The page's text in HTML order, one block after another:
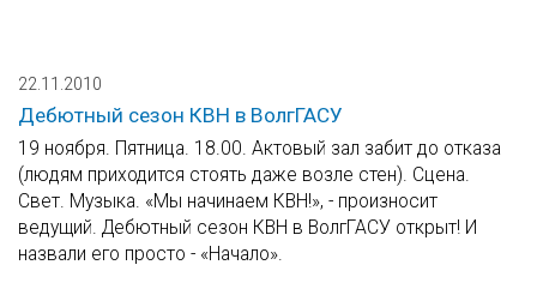
22.11.2010
Дебютный сезон КВН в ВолгГАСУ
19 ноября. Пятница. 18.00. Актовый зал забит до отказа
(людям приходится стоять даже возле стен). Сцена.
Свет. Музыка. «Мы начинаем КВН!», - произносит
ведущий. Дебютный сезон КВН в ВолгГАСУ открыт! И
назвали его просто - «Начало».